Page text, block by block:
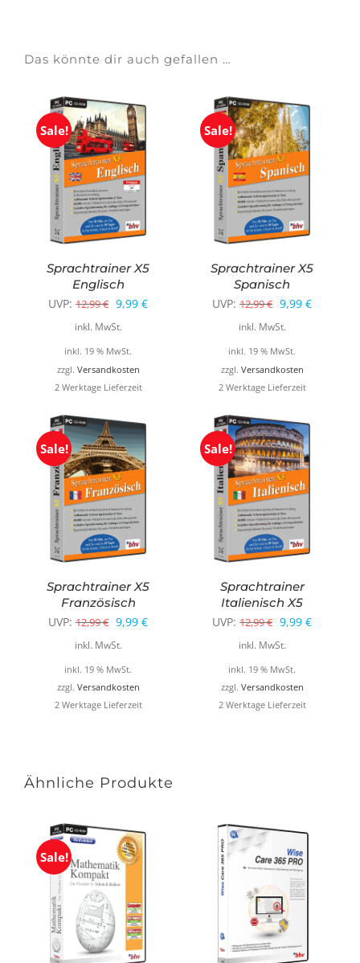
Das könnte dir auch gefallen …
Sale!
Sprachtrainer X5
Englisch
UVP: 12,99€ Ursprünglicher
Preis
war:
12,99 €
9,99 €Aktueller
inkl. MwSt.
inkl. 19 % MwSt.
zzgl. Versandkosten
2 Werktage Lieferzeit
Sale!
Sprachtrainer X5
Spanisch
UVP: 12,99€ Ursprünglicher
Preis
war:
12,99 €
9,99 €Aktueller
inkl. MwSt.
inkl. 19 % MwSt.
zzgl. Versandkosten
2 Werktage Lieferzeit
Sale!
Sprachtrainer X5
Französisch
UVP: 12,99€ Ursprünglicher
Preis
war:
12,99 €
9,99 €Aktueller
inkl. MwSt.
inkl. 19 % MwSt.
zzgl. Versandkosten
2 Werktage Lieferzeit
Sale!
Sprachtrainer
Italienisch X5
UVP: 12,99€ Ursprünglicher
Preis
war:
12,99 €
9,99 €Aktueller
inkl. MwSt.
inkl. 19 % MwSt.
zzgl. Versandkosten
2 Werktage Lieferzeit
Ähnliche Produkte
Sale!